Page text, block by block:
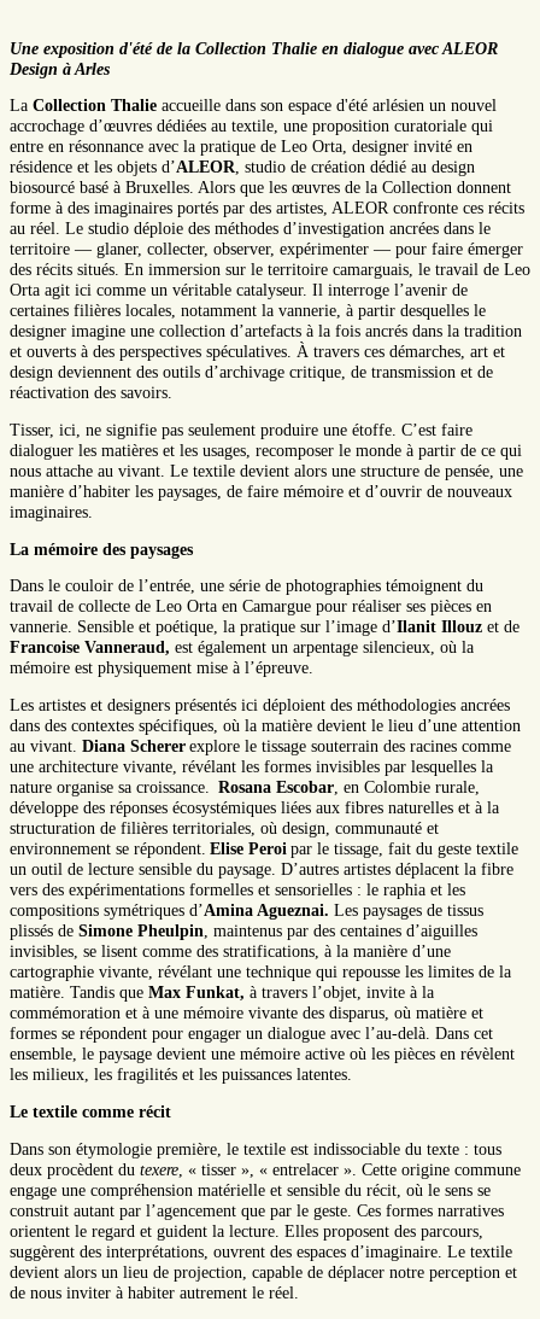
Une exposition d'été de la Collection Thalie en dialogue avec ALEOR
Design à Arles
La Collection Thalie accueille dans son espace d'été arlésien un nouvel
accrochage d’œuvres dédiées au textile, une proposition curatoriale qui
entre en résonnance avec la pratique de Leo Orta, designer invité en
résidence et les objets d’ALEOR, studio de création dédié au design
biosourcé basé à Bruxelles. Alors que les œuvres de la Collection donnent
forme à des imaginaires portés par des artistes, ALEOR confronte ces récits
au réel. Le studio déploie des méthodes d’investigation ancrées dans le
territoire — glaner, collecter, observer, expérimenter — pour faire émerger
des récits situés. En immersion sur le territoire camarguais, le travail de Leo
Orta agit ici comme un véritable catalyseur. Il interroge l’avenir de
certaines filières locales, notamment la vannerie, à partir desquelles le
designer imagine une collection d’artefacts à la fois ancrés dans la tradition
et ouverts à des perspectives spéculatives. À travers ces démarches, art et
design deviennent des outils d’archivage critique, de transmission et de
réactivation des savoirs.
Tisser, ici, ne signifie pas seulement produire une étoffe. C’est faire
dialoguer les matières et les usages, recomposer le monde à partir de ce qui
nous attache au vivant. Le textile devient alors une structure de pensée, une
manière d’habiter les paysages, de faire mémoire et d’ouvrir de nouveaux
imaginaires.
La mémoire des paysages
Dans le couloir de l’entrée, une série de photographies témoignent du
travail de collecte de Leo Orta en Camargue pour réaliser ses pièces en
vannerie. Sensible et poétique, la pratique sur l’image d’Ilanit Illouz et de
Francoise Vanneraud, est également un arpentage silencieux, où la
mémoire est physiquement mise à l’épreuve.
Les artistes et designers présentés ici déploient des méthodologies ancrées
dans des contextes spécifiques, où la matière devient le lieu d’une attention
au vivant. Diana Scherer explore le tissage souterrain des racines comme
une architecture vivante, révélant les formes invisibles par lesquelles la
nature organise sa croissance. Rosana Escobar, en Colombie rurale,
développe des réponses écosystémiques liées aux fibres naturelles et à la
structuration de filières territoriales, où design, communauté et
environnement se répondent. Elise Peroi par le tissage, fait du geste textile
un outil de lecture sensible du paysage. D’autres artistes déplacent la fibre
vers des expérimentations formelles et sensorielles : le raphia et les
compositions symétriques d’Amina Agueznai. Les paysages de tissus
plissés de Simone Pheulpin, maintenus par des centaines d’aiguilles
invisibles, se lisent comme des stratifications, à la manière d’une
cartographie vivante, révélant une technique qui repousse les limites de la
matière. Tandis que Max Funkat, à travers l’objet, invite à la
commémoration et à une mémoire vivante des disparus, où matière et
formes se répondent pour engager un dialogue avec l’au-delà. Dans cet
ensemble, le paysage devient une mémoire active où les pièces en révèlent
les milieux, les fragilités et les puissances latentes.
Le textile comme récit
Dans son étymologie première, le textile est indissociable du texte : tous
deux procèdent du texere , « tisser », « entrelacer ». Cette origine commune
engage une compréhension matérielle et sensible du récit, où le sens se
construit autant par l’agencement que par le geste. Ces formes narratives
orientent le regard et guident la lecture. Elles proposent des parcours,
suggèrent des interprétations, ouvrent des espaces d’imaginaire. Le textile
devient alors un lieu de projection, capable de déplacer notre perception et
de nous inviter à habiter autrement le réel.